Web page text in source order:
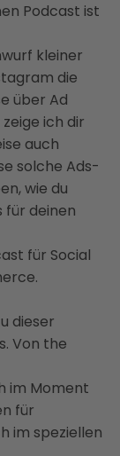
Podcast ist
kleiner
die
über Ad
ich dir
auch
solche Ads-
wie du
für deinen
für Social
dieser
Von the
im Moment
für
im speziellen